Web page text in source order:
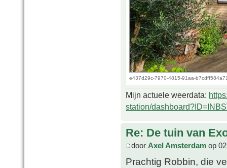
e437d29c-7970-4815-91aa-
Mijn actuele weerdata:
station/
Re: De tuin van
door Axel Amsterdam op
Prachtig Robbin, die